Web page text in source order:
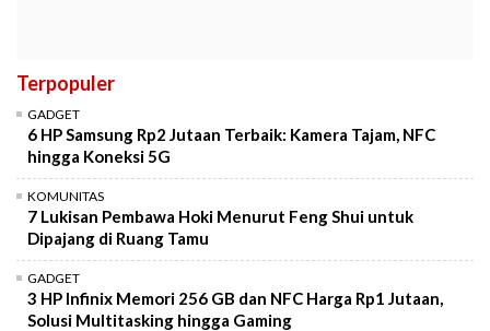
Terpopuler
GADGET
6 HP Samsung Rp2 Jutaan Terbaik: Kamera Tajam, NFC
hingga Koneksi 5G
KOMUNITAS
7 Lukisan Pembawa Hoki Menurut Feng Shui untuk
Dipajang di Ruang Tamu
GADGET
3 HP Infinix Memori 256 GB dan NFC Harga Rp1 Jutaan,
Solusi Multitasking hingga Gaming